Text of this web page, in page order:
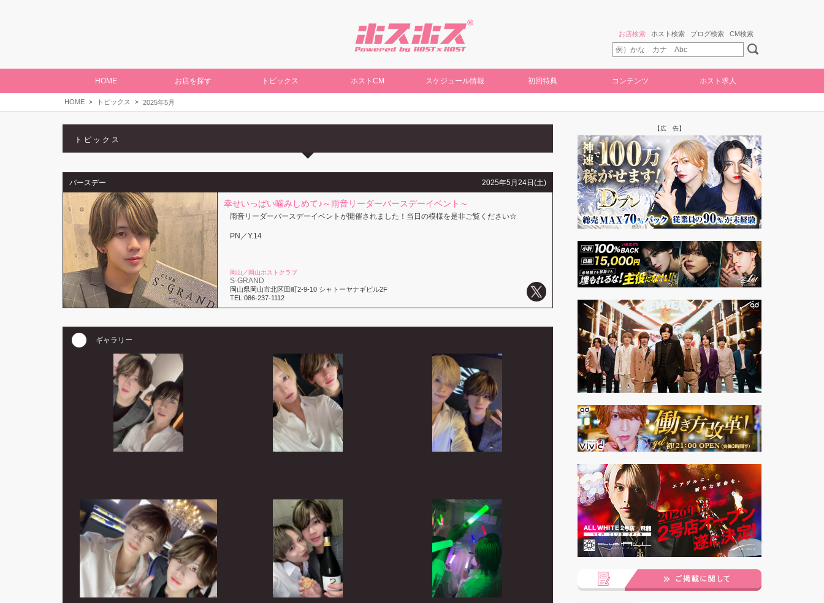
お店検索 ホスト検索 ブログ検索 CM検索
HOME お店を探す トピックス ホストCM スケジュール情報 初回特典 コンテンツ ホスト求人
HOME トピックス 2025年5月
トピックス
バースデー 2025年5月24日(土)
幸せいっぱい噛みしめて♪～雨音リーダーバースデーイベント～
雨音リーダーバースデーイベントが開催されました！当日の模様を是非ご覧ください☆
PN／Y.14
岡山／岡山ホストクラブ
S-GRAND
岡山県岡山市北区田町2-9-10 シャトーヤナギビル2F
TEL:086-237-1112
ギャラリー
【広 告】